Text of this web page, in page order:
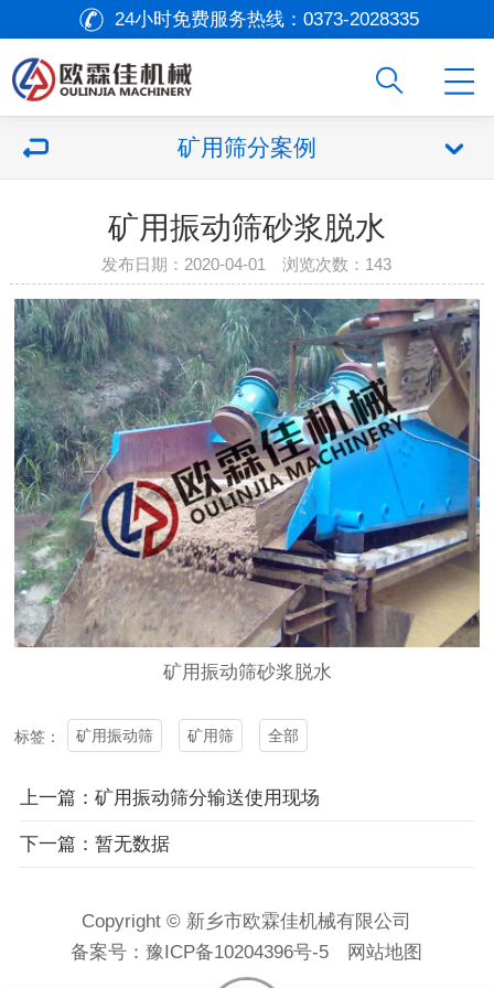
24小时免费服务热线： 0373-2028335
矿用筛分案例
矿用振动筛砂浆脱水
发布日期：2020-04-01 浏览次数： 143
矿用振动筛砂浆脱水
标签： 矿用振动筛 矿用筛 全部
上一篇：矿用振动筛分输送使用现场
下一篇：暂无数据
Copyright © 新乡市欧霖佳机械有限公司
备案号：豫ICP备10204396号-5 网站地图